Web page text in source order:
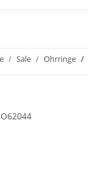
Sale Ohrringe